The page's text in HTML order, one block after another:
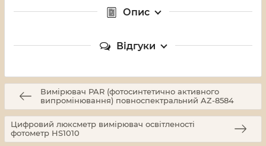
Опис
Відгуки
Вимірювач PAR (фотосинтетично активного
випромінювання) повноспектральний AZ-8584
Цифровий люксметр вимірювач освітленості
фотометр HS1010